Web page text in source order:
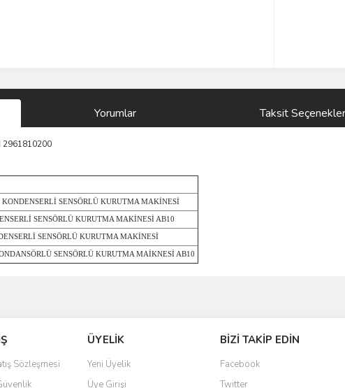
Yorumlar Taksit
2961810200
SENSÖRLÜ KURUTMA MAKİNESİ
SENSÖRLÜ KURUTMA MAKİNESİ AB10
SENSÖRLÜ KURUTMA MAKİNESİ
SENSÖRLÜ KURUTMA MAİKNESİ AB10
Sözleşmesi
ÜYELİK
Yeni Üyelik
Üye Girişi
BİZİ TAKİP EDİN
Facebook
Twitter